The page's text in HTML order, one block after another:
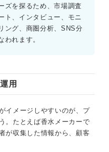
ズを探るため、市場調査
ト、インタビュー、モニ
ング、商圏分析、SNS分
われます。
用
イメージしやすいのが、プ
。たとえば香水メーカーで
が収集した情報から、顧客